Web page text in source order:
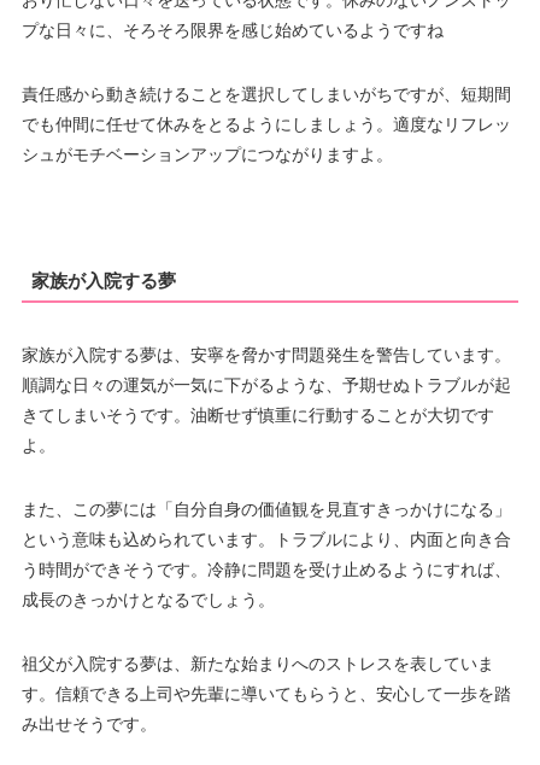
プな日々に、そろそろ限界を感じ始めているようですね
責任感から動き続けることを選択してしまいがちですが、短期間
でも仲間に任せて休みをとるようにしましょう。適度なリフレッ
シュがモチベーションアップにつながりますよ。
家族が入院する夢
家族が入院する夢は、安寧を脅かす問題発生を警告しています。
順調な日々の運気が一気に下がるような、予期せぬトラブルが起
きてしまいそうです。油断せず慎重に行動することが大切です
よ。
また、この夢には「自分自身の価値観を見直すきっかけになる」
という意味も込められています。トラブルにより、内面と向き合
う時間ができそうです。冷静に問題を受け止めるようにすれば、
成長のきっかけとなるでしょう。
祖父が入院する夢は、新たな始まりへのストレスを表していま
す。信頼できる上司や先輩に導いてもらうと、安心して一歩を踏
み出せそうです。